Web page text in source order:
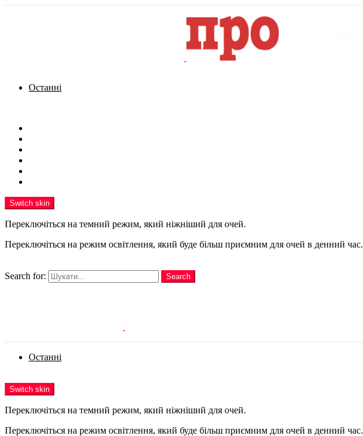
Останні
Switch skin
Переключіться на темний режим, який ніжніший для очей.
Переключіться на режим освітлення, який буде більш приємним для очей в денний час.
Search for:
Search
Останні
Switch skin
Переключіться на темний режим, який ніжніший для очей.
Переключіться на режим освітлення, який буде більш приємним для очей в денний час.